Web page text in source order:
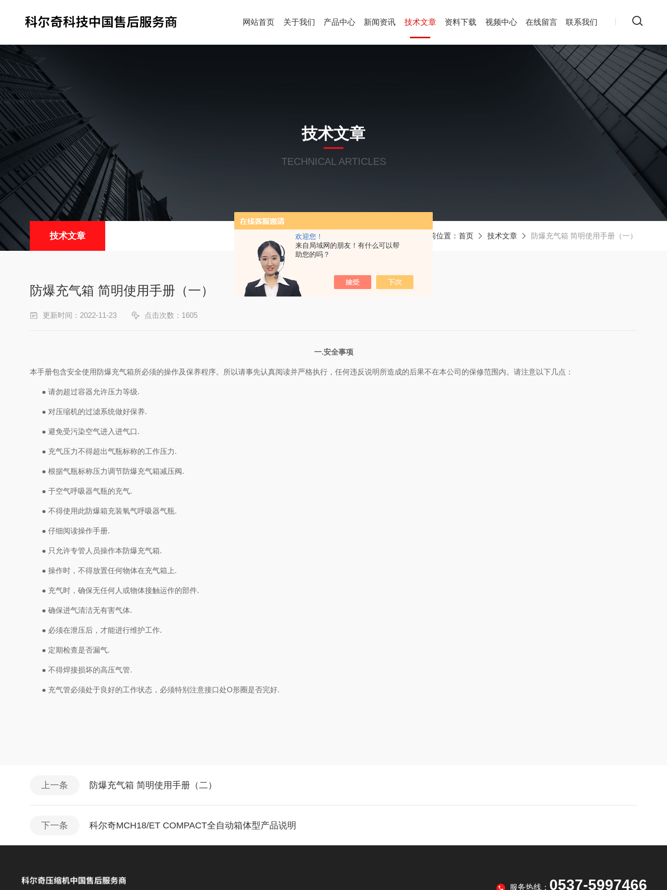
欢迎您！
来自局域网的朋友！有什么可以帮
助您的吗？
网站首页 关于我们 产品中心 新闻资讯 技术文章 资料下载 视频中心 在线留言 联系我们
技术文章
TECHNICAL ARTICLES
技术文章 当前位置： 首页 技术文章 防爆充气箱 简明使用手册（一）
防爆充气箱 简明使用手册（一）
更新时间：2022-11-23 点击次数：1605
一.安全事项
本手册包含安全使用防爆充气箱所必须的操作及保养程序。所以请事先认真阅读并严格执行，任何违反说明所造成的后果不在本公司的保修范围内。请注意以下几点：
● 请勿超过容器允许压力等级.
● 对压缩机的过滤系统做好保养.
● 避免受污染空气进入进气口.
● 充气压力不得超出气瓶标称的工作压力.
● 根据气瓶标称压力调节防爆充气箱减压阀.
● 于空气呼吸器气瓶的充气.
● 不得使用此防爆箱充装氧气呼吸器气瓶.
● 仔细阅读操作手册.
● 只允许专管人员操作本防爆充气箱.
● 操作时，不得放置任何物体在充气箱上.
● 充气时，确保无任何人或物体接触运作的部件.
● 确保进气清洁无有害气体.
● 必须在泄压后，才能进行维护工作.
● 定期检查是否漏气.
● 不得焊接损坏的高压气管.
● 充气管必须处于良好的工作状态，必须特别注意接口处O形圈是否完好.
上一条 防爆充气箱 简明使用手册（二）
下一条 科尔奇MCH18/ET COMPACT全自动箱体型产品说明
服务热线： 0537-5997466